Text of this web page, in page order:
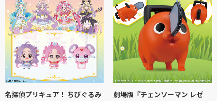
名探偵プリキュア！ ちびぐるみ
劇場版『チェンソーマン レゼ